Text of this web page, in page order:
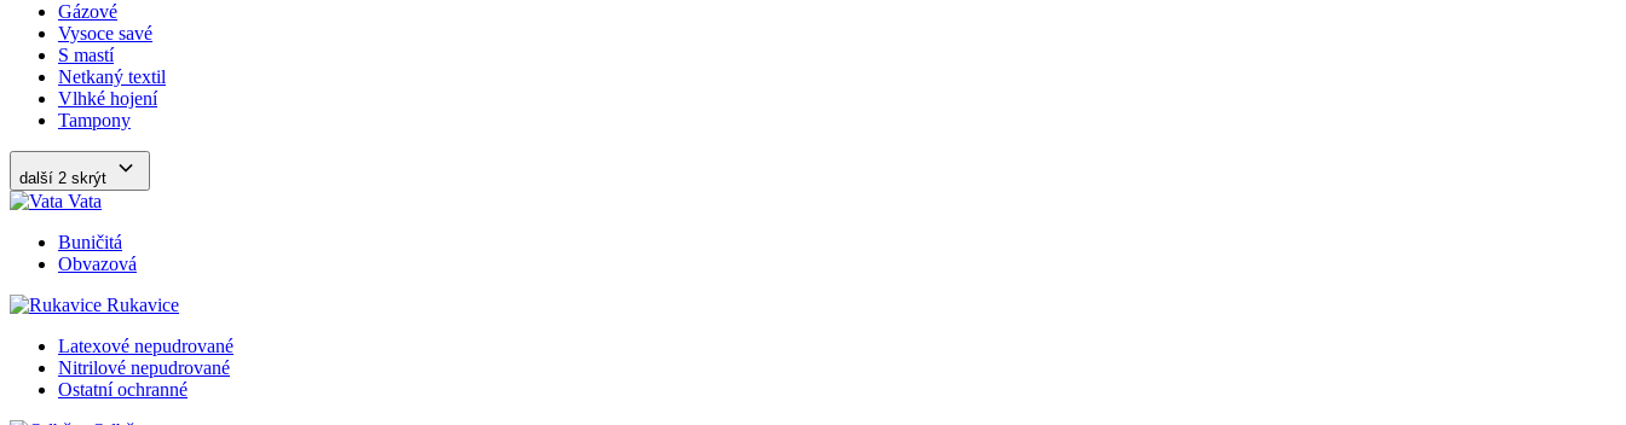
Gázové
Vysoce savé
S mastí
Netkaný textil
Vlhké hojení
Tampony
další 2 skrýt
Vata
Buničitá
Obvazová
Rukavice
Latexové nepudrované
Nitrilové nepudrované
Ostatní ochranné